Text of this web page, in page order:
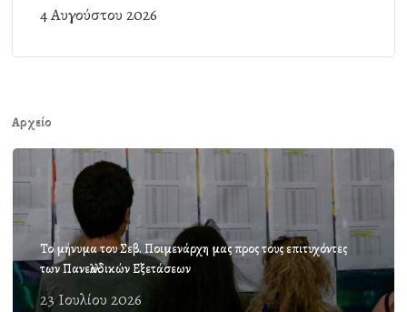
4 Αυγούστου 2026
Αρχείο
Το μήνυμα του Σεβ. Ποιμενάρχη μας προς τους επιτυχόντες
των Πανελλαδικών Εξετάσεων
23 Ιουλίου 2026